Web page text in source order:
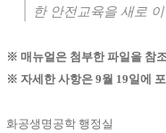
한 안전교육을 새로
※ 매뉴얼은 첨부한 파일을 참
※ 자세한 사항은 9월 19일에
화공생명공학 행정실